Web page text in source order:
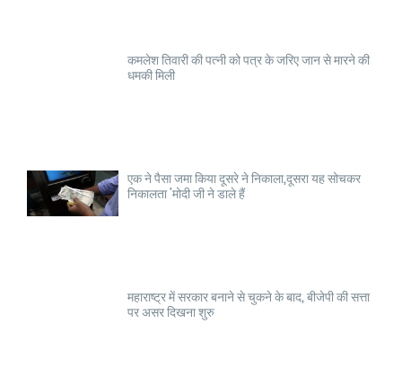
कमलेश तिवारी की पत्नी को पत्र के जरिए जान से मारने की
धमकी मिली
एक ने पैसा जमा किया दूसरे ने निकाला,दूसरा यह सोचकर
निकालता 'मोदी जी ने डाले हैं
महाराष्ट्र में सरकार बनाने से चुकने के बाद, बीजेपी की सत्ता
पर असर दिखना शुरु